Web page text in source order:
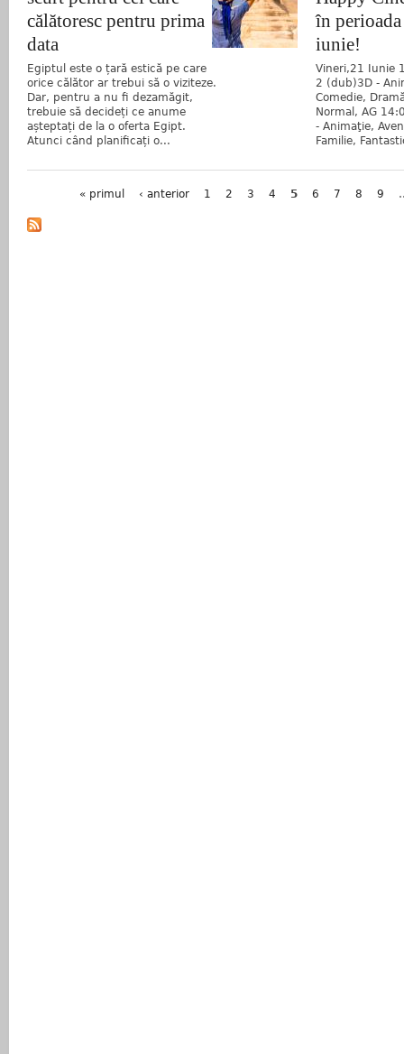
călătoresc pentru prima
data
Egiptul este o țară estică pe care
orice călător ar trebui să o viziteze.
Dar, pentru a nu fi dezamăgit,
trebuie să decideți ce anume
așteptați de la o oferta Egipt.
Atunci când planificați o...
în
iunie!
Vineri,21 Iunie
2 (dub)3D -
Comedie,
Normal, AG
- Animaţie,
Familie,
Pagini« primul ‹ anterior 1 2 3 4 5 6 7 8 9